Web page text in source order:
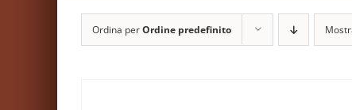
Ordina perOrdine predefinito